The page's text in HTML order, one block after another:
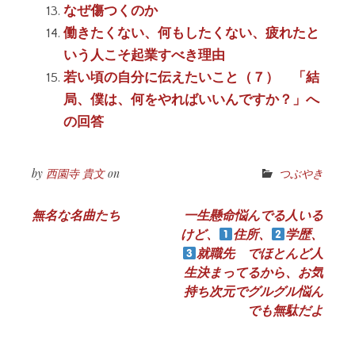
なぜ傷つくのか
働きたくない、何もしたくない、疲れたと
いう人こそ起業すべき理由
若い頃の自分に伝えたいこと（７） 「結
局、僕は、何をやればいいんですか？」へ
の回答
by 西園寺 貴文on つぶやき
投
無名な名曲たち
一生懸命悩んでる人いる
けど、
住所、
学歴、
就職先 でほとんど人
生決まってるから、お気
持ち次元でグルグル悩ん
でも無駄だよ